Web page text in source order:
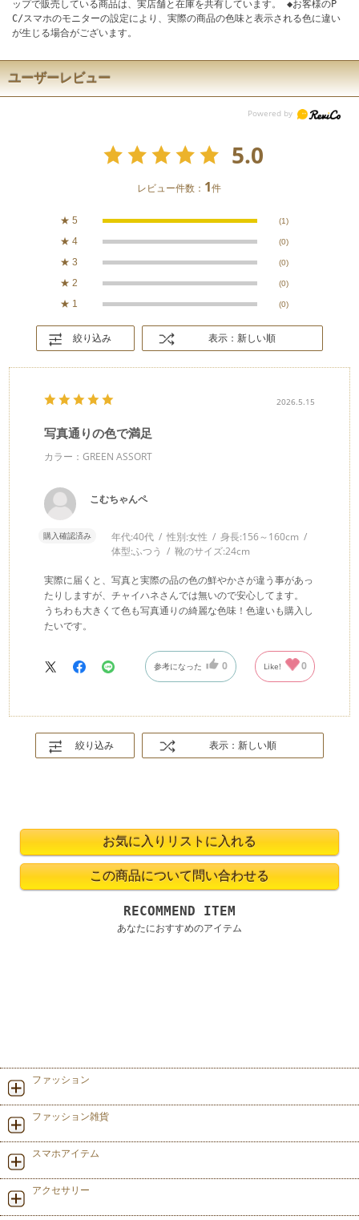
ップで販売している商品は、実店舗と在庫を共有しています。 ◆お客様のP
C/スマホのモニターの設定により、実際の商品の色味と表示される色に違い
が生じる場合がございます。
ユーザーレビュー
5.0
レビュー件数： 1件
★ 5 (1)
★ 4 (0)
★ 3 (0)
★ 2 (0)
★ 1 (0)
絞り込み 表示：新しい順
2026.5.15
写真通りの色で満足
カラー：GREEN ASSORT
こむちゃんペ
購入確認済み 年代:40代 性別:女性 身長:156～160cm
体型:ふつう 靴のサイズ:24cm
実際に届くと、写真と実際の品の色の鮮やかさが違う事があっ
たりしますが、チャイハネさんでは無いので安心してます。
うちわも大きくて色も写真通りの綺麗な色味！色違いも購入し
たいです。
参考になった 0 Like! 0
絞り込み 表示：新しい順
RECOMMEND ITEM
あなたにおすすめのアイテム
ファッション
ファッション雑貨
スマホアイテム
アクセサリー